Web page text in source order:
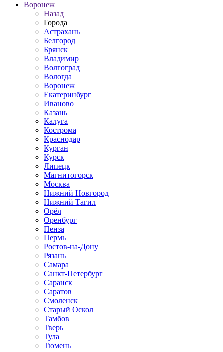
Воронеж
Назад
Города
Астрахань
Белгород
Брянск
Владимир
Волгоград
Вологда
Воронеж
Екатеринбург
Иваново
Казань
Калуга
Кострома
Краснодар
Курган
Курск
Липецк
Магнитогорск
Москва
Нижний Новгород
Нижний Тагил
Орёл
Оренбург
Пенза
Пермь
Ростов‑на‑Дону
Рязань
Самара
Санкт‑Петербург
Саранск
Саратов
Смоленск
Старый Оскол
Тамбов
Тверь
Тула
Тюмень